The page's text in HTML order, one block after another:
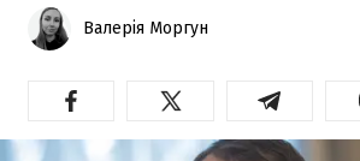
Валерія Моргун